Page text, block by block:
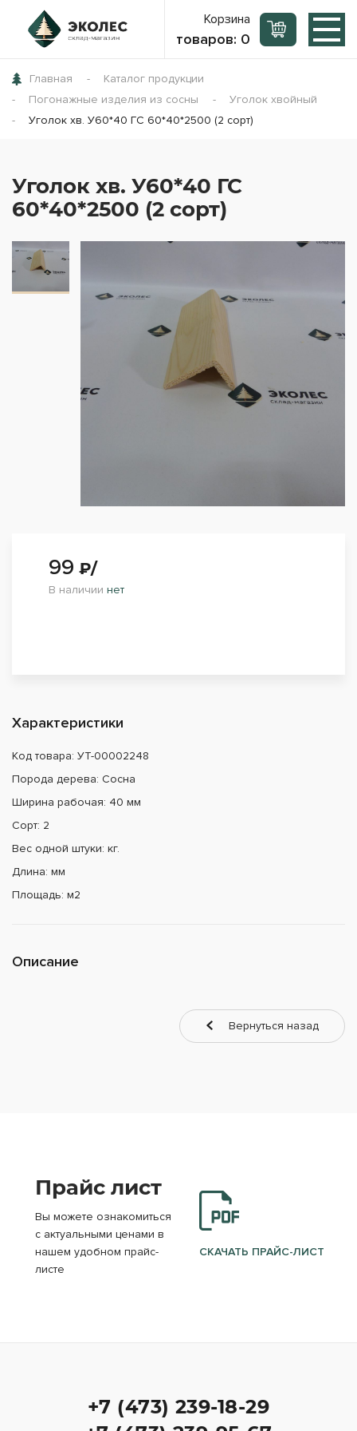
Корзина
товаров: 0
Главная
Каталог продукции
Погонажные изделия из сосны
Уголок хвойный
Уголок хв. У60*40 ГС 60*40*2500 (2 сорт)
Уголок хв. У60*40 ГС
60*40*2500 (2 сорт)
Характеристики
Код товара: УТ-00002248
Порода дерева: Сосна
Ширина рабочая: 40 мм
Сорт: 2
Вес одной штуки: кг.
Длина: мм
Площадь: м2
Описание
99 ₽/
В наличии нет
Вернуться назад
Прайс лист
Вы можете ознакомиться
с актуальными ценами в
нашем удобном прайс-
листе
СКАЧАТЬ ПРАЙС-ЛИСТ
+7 (473) 239-18-29